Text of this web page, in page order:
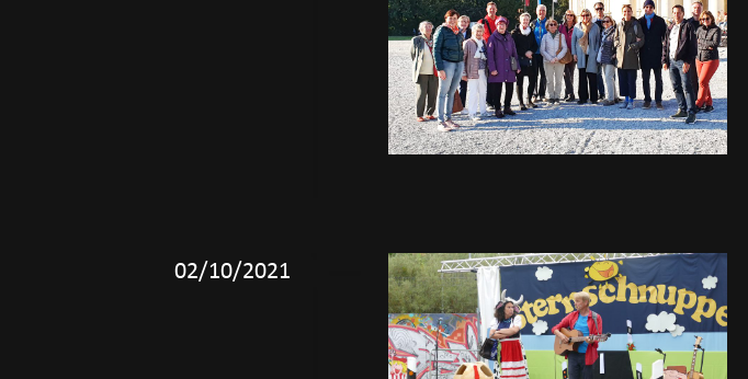
02/10/2021